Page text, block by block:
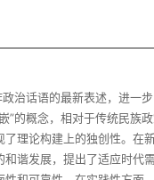
治话语的最新表述，进一
的概念，相对于传统民族
理论构建上的独创性。
谐发展，提出了适应时代